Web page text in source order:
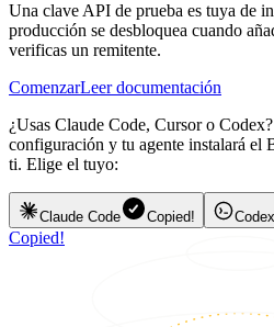
Una clave API de prueba es tuya de
producción se desbloquea cuando
verificas un remitente.
ComenzarLeer documentación
¿Usas Claude Code, Cursor o
configuración y tu agente instalará el
ti. Elige el tuyo:
Claude Code Copied! Codex
Copied!